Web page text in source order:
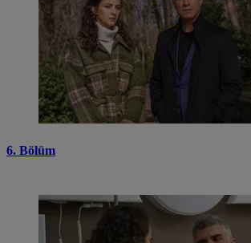
6. Bölüm